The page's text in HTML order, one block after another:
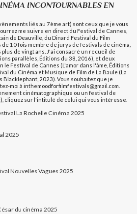
INCONTOURNABLES EN
liés au 7ème art) sont ceux que je vous
me suivre en direct du Festival de Cannes,
de Deauville, du Dinard Festival du Film
10 fois membre de jurys de festivals de cinéma,
de vingt ans. J'ai consacré un recueil de
parallèles, Éditions du 38, 2016), et deux
le Festival de Cannes (L'amor dans l'âme, Éditions
du Cinéma et Musique de Film de La Baule (La
Blacklephant, 2023). Vous souhaitez que je
moi à inthemoodforfilmfestivals@gmail.com.
cinématographique ou un festival de
cliquez sur l'intitulé de celui qui vous intéresse.
La Rochelle Cinéma 2025
2025
Nouvelles Vagues 2025
du cinéma 2025